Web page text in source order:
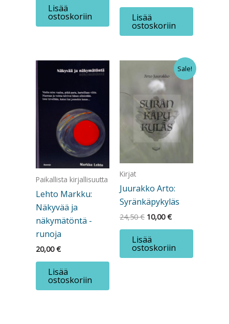
Lisää
ostoskoriin
oli:
20,00 €.10,00 €.
Lisää
ostoskoriin
Paikallista kirjallisuutta
Lehto Markku:
Näkyvää ja
näkymätöntä -
runoja
20,00€
Lisää
ostoskoriin
Sale!
Kirjat
Juurakko Arto:
Syränkäpykyläs
24,50€ Alkuperäinen
oli:
24,50 €.
10,00€Nykyinen
10,00 €.
Lisää
ostoskoriin